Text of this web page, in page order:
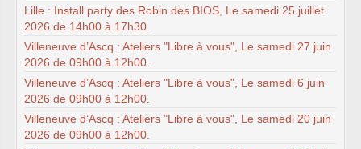
Lille : Install party des Robin des BIOS, Le samedi 25 juillet
2026 de 14h00 à 17h30.
Villeneuve d’Ascq : Ateliers "Libre à vous", Le samedi 27 juin
2026 de 09h00 à 12h00.
Villeneuve d’Ascq : Ateliers "Libre à vous", Le samedi 6 juin
2026 de 09h00 à 12h00.
Villeneuve d’Ascq : Ateliers "Libre à vous", Le samedi 20 juin
2026 de 09h00 à 12h00.